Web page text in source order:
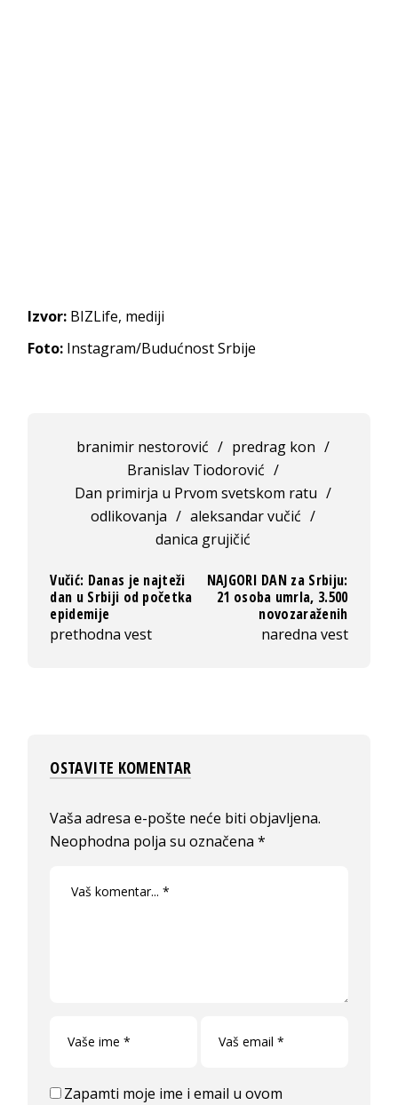
Izvor: BIZLife, mediji
Foto: Instagram/Budućnost Srbije
branimir nestorović / predrag kon /
Branislav Tiodorović /
Dan primirja u Prvom svetskom ratu /
odlikovanja / aleksandar vučić /
danica grujičić
Vučić: Danas je najteži
dan u Srbiji od početka
epidemije
prethodna vest
NAJGORI DAN za Srbiju:
21 osoba umrla, 3.500
novozaraženih
naredna vest
OSTAVITE KOMENTAR
Vaša adresa e-pošte neće biti objavljena.
Neophodna polja su označena*
Zapamti moje ime i email u ovom